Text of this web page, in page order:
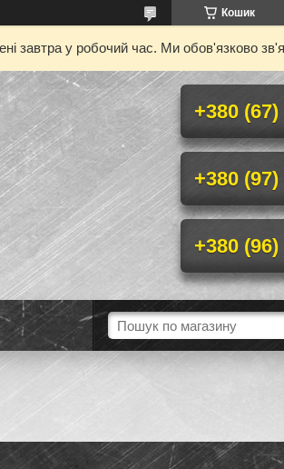
Кошик
завтра у робочий час. Ми обов'язково
+380
+380
+380